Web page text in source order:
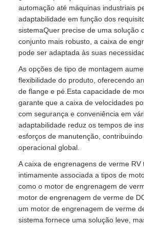
automação até máquinas industriais
adaptabilidade em função dos
sistemaQuer precise de uma solução
conjunto mais robusto, a caixa de
pode ser adaptada às suas
As opções de tipo de montagem
flexibilidade do produto, oferecendo
de flange e pé.Esta capacidade de
garante que a caixa de velocidades
com segurança e conveniência em
adaptabilidade reduz os tempos de
esforços de manutenção,
operacional global.
A caixa de engrenagens de verme RV
intimamente associada a tipos de
como o motor de engrenagem de
motor de engrenagem de verme de
um motor de engrenagem de verme
sistema fornece uma solução leve,